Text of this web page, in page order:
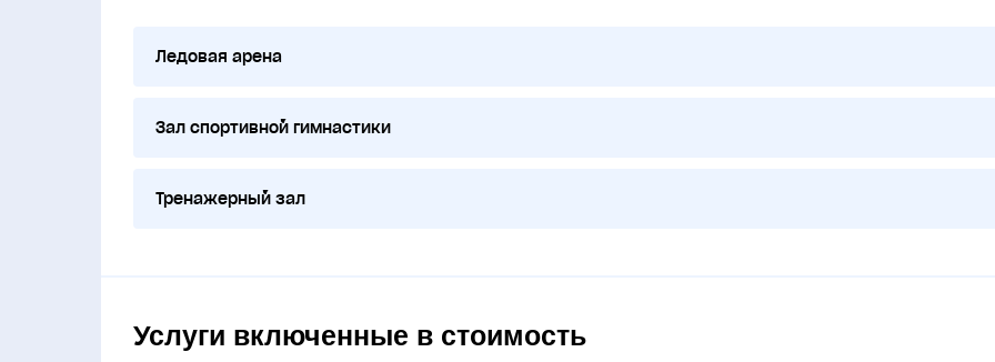
Ледовая арена
Зал спортивной гимнастики
Тренажерный зал
Услуги включенные в стоимость